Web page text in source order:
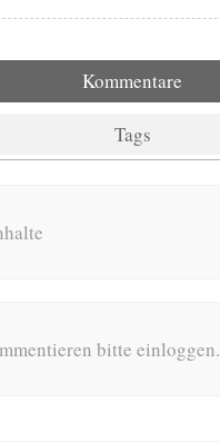
Kommentare
Tags
bitte einloggen.